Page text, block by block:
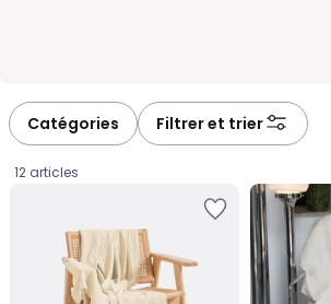
Catégories Filtrer et trier
12 articles